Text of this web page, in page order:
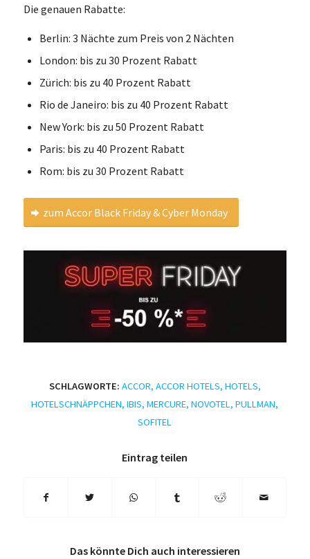
Die genauen Rabatte:
Berlin: 3 Nächte zum Preis von 2 Nächten
London: bis zu 30 Prozent Rabatt
Zürich: bis zu 40 Prozent Rabatt
Rio de Janeiro: bis zu 40 Prozent Rabatt
New York: bis zu 50 Prozent Rabatt
Paris: bis zu 40 Prozent Rabatt
Rom: bis zu 30 Prozent Rabatt
zum Accor Black Friday & Cyber Monday
SCHLAGWORTE: ACCOR, ACCOR HOTELS, HOTELS,
HOTELSCHNÄPPCHEN,IBIS,MERCURE,NOVOTEL,PULLMAN,
SOFITEL
Eintrag teilen
Das könnte Dich auch interessieren